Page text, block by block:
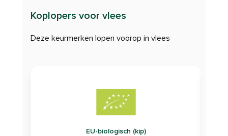
Koplopers voor vlees
Deze keurmerken lopen voorop in vlees
EU-biologisch (kip)